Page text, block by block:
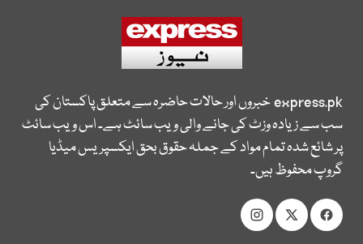
express.pkخبروں اور حالات حاضرہ سے متعلق پاکستان کی
سب سے زیادہ وزٹ کی جانے والی ویب سائٹ ہے۔ اس ویب سائٹ
پر شائع شدہ تمام مواد کے جملہ حقوق بحق ایکسپریس میڈیا
گروپ محفوظ ہیں۔